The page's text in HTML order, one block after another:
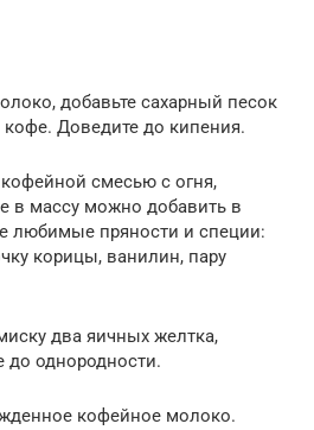
добавьте сахарный песок
Доведите до кипения.
смесью с огня,
в массу можно добавить в
любимые пряности и специи:
корицы, ванилин, пару
два яичных желтка,
до однородности.
кофейное молоко.